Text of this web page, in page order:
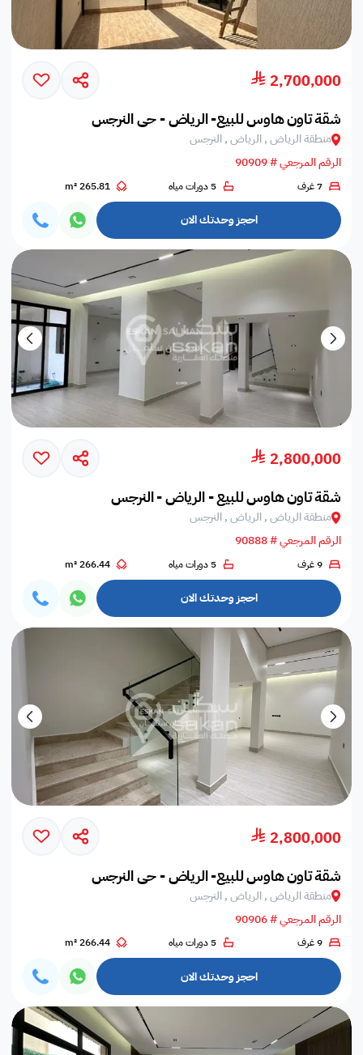
2,700,000
شقة تاون هاوس للبيع- الرياض - حي النرجس
منطقة الرياض , الرياض , النرجس
الرقم المرجعي # 90909
7 غرف 5 دورات مياه 265.81 m²
احجز وحدتك الان
2,800,000
شقة تاون هاوس للبيع - الرياض - النرجس
منطقة الرياض , الرياض , النرجس
الرقم المرجعي # 90888
9 غرف 5 دورات مياه 266.44 m²
احجز وحدتك الان
2,800,000
شقة تاون هاوس للبيع- الرياض - حي النرجس
منطقة الرياض , الرياض , النرجس
الرقم المرجعي # 90906
9 غرف 5 دورات مياه 266.44 m²
احجز وحدتك الان